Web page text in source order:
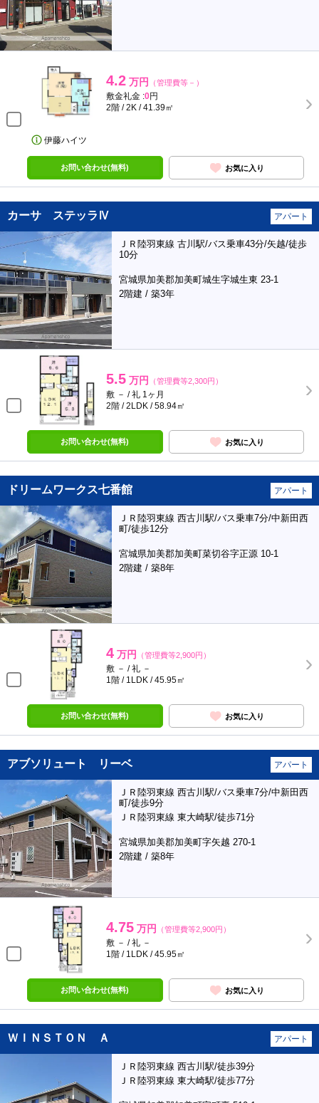
4.2 万円 （管理費等－）
敷金礼金 :0円
2階 / 2K / 41.39㎡
伊藤ハイツ
お問い合わせ(無料) お気に入り
カーサ ステッラⅣ アパート
ＪＲ陸羽東線 古川駅/バス乗車43分/矢越/徒歩
10分
宮城県加美郡加美町城生字城生東 23-1
2階建 / 築3年
5.5 万円 （管理費等2,300円）
敷 － / 礼 1ヶ月
2階 / 2LDK / 58.94㎡
お問い合わせ(無料) お気に入り
ドリームワークス七番館 アパート
ＪＲ陸羽東線 西古川駅/バス乗車7分/中新田西
町/徒歩12分
宮城県加美郡加美町菜切谷字正源 10-1
2階建 / 築8年
4 万円 （管理費等2,900円）
敷 － / 礼 －
1階 / 1LDK / 45.95㎡
お問い合わせ(無料) お気に入り
アブソリュート リーベ アパート
ＪＲ陸羽東線 西古川駅/バス乗車7分/中新田西
町/徒歩9分
ＪＲ陸羽東線 東大崎駅/徒歩71分
宮城県加美郡加美町字矢越 270-1
2階建 / 築8年
4.75 万円 （管理費等2,900円）
敷 － / 礼 －
1階 / 1LDK / 45.95㎡
お問い合わせ(無料) お気に入り
ＷＩＮＳＴＯＮ Ａ アパート
ＪＲ陸羽東線 西古川駅/徒歩39分
ＪＲ陸羽東線 東大崎駅/徒歩77分